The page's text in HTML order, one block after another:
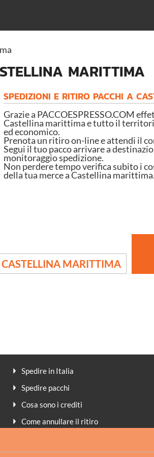
MARITTIMA
SPEDIZIONI E RITIRO PACCHI A
Grazie a PACCOESPRESSO.COM
Castellina marittima e tutto il
ed economico.
Prenota un ritiro on-line e attendi il
Segui il tuo pacco arrivare a
monitoraggio spedizione.
Non perdere tempo verifica subito i
della tua merce a Castellina marittima.
MARITTIMA
Spedire in Italia
Spedire pacchi
Cosa sono i crediti
Come annullare il ritiro
Assicurazione